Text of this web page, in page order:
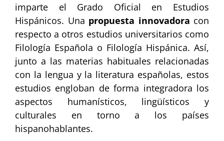
imparte el Grado Oficial en Estudios
Hispánicos. Una propuesta innovadora con
respecto a otros estudios universitarios como
Filología Española o Filología Hispánica. Así,
junto a las materias habituales relacionadas
con la lengua y la literatura españolas, estos
estudios engloban de forma integradora los
aspectos humanísticos, lingüísticos y
culturales en torno a los países
hispanohablantes.